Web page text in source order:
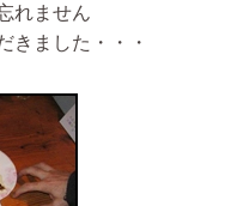
れません
きました・・・